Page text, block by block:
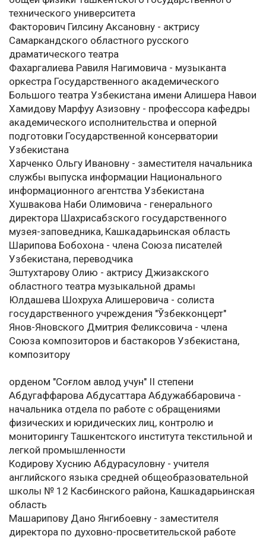
технического университета
Факторович Гилсину Аксановну - актрису
Самаркандского областного русского
драматического театра
Фахаргалиева Равиля Нагимовича - музыканта
оркестра Государственного академического
Большого театра Узбекистана имени Алишера Навои
Хамидову Марфуу Азизовну - профессора кафедры
академического исполнительства и оперной
подготовки Государственной консерватории
Узбекистана
Харченко Ольгу Ивановну - заместителя начальника
службы выпуска информации Национального
информационного агентства Узбекистана
Хушвакова Наби Олимовича - генерального
директора Шахрисабзского государственного
музея-заповедника, Кашкадарьинская область
Шарипова Бобохона - члена Союза писателей
Узбекистана, переводчика
Эштухтарову Олию - актрису Джизакского
областного театра музыкальной драмы
Юлдашева Шохруха Алишеровича - солиста
государственного учреждения "Ўзбекконцерт"
Янов-Яновского Дмитрия Феликсовича - члена
Союза композиторов и бастакоров Узбекистана,
композитору
орденом "Соғлом авлод учун" II степени
Абдугаффарова Абдусаттара Абдужаббаровича -
начальника отдела по работе с обращениями
физических и юридических лиц, контролю и
мониторингу Ташкентского института текстильной и
легкой промышленности
Кодирову Хуснию Абдурасуловну - учителя
английского языка средней общеобразовательной
школы № 12 Касбинского района, Кашкадарьинская
область
Машарипову Дано Янгибоевну - заместителя
директора по духовно-просветительской работе